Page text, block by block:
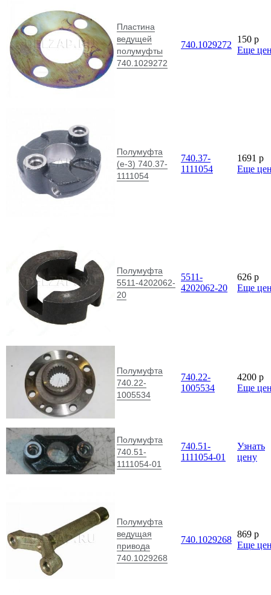
Пластина
ведущей
полумуфты
740.1029272
740.1029272
150 p
Еще
Полумуфта
(е-3) 740.37-
1111054
740.37-
1111054
1691 p
Еще
Полумуфта
5511-4202062-
20
5511-
4202062-20
626 p
Еще
Полумуфта
740.22-
1005534
740.22-
1005534
4200 p
Еще
Полумуфта
740.51-
1111054-01
740.51-
1111054-01
Узнать
цену
Полумуфта
ведущая
привода
740.1029268
740.1029268
869 p
Еще